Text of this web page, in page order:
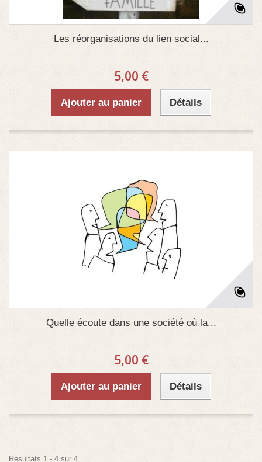
Les réorganisations du lien social...
5,00 €
Ajouter au panier Détails
Quelle écoute dans une société où la...
5,00 €
Ajouter au panier Détails
Résultats 1 - 4 sur 4.